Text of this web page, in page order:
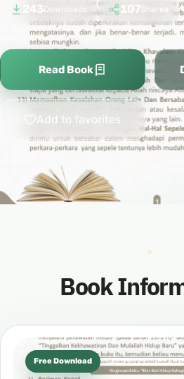
243 Downloads 107Shares
Read Book
Add to favorites
Book
Free Download